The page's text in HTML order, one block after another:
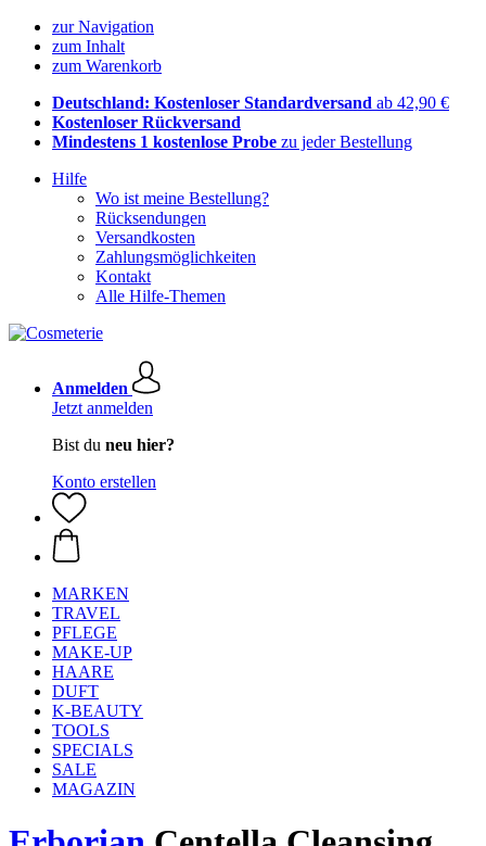
zur Navigation
zum Inhalt
zum Warenkorb
Deutschland: Kostenloser Standardversand ab 42,90 €
Kostenloser Rückversand
Mindestens 1 kostenlose Probe zu jeder Bestellung
Hilfe
Wo ist meine Bestellung?
Rücksendungen
Versandkosten
Zahlungsmöglichkeiten
Kontakt
Alle Hilfe-Themen
Anmelden
Jetzt anmelden
Bist du neu hier?
Konto erstellen
MARKEN
TRAVEL
PFLEGE
MAKE-UP
HAARE
DUFT
K-BEAUTY
TOOLS
SPECIALS
SALE
MAGAZIN